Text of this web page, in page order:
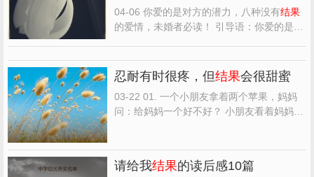
04-06 你爱的是对方的潜力，八种没有结果
的爱情，未婚者必读！ 引导语：你爱的是对
伴侣，而是你改造的对象。以下8种情况供你
参考。没有 结果 的爱，该放手还是尽快吧。
图片 一、你在乎...
忍耐有时很疼，但结果会很甜蜜
03-22 01. 一个小朋友拿着两个苹果，妈妈
问：给妈妈一个好不好？ 小朋友看着妈妈，
但结果会很甜蜜；懂得倾听，才会了解真
请给我结果的读后感10篇